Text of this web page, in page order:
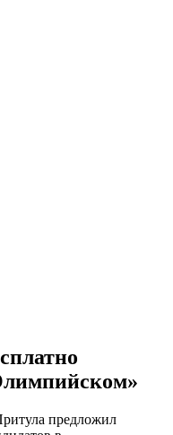
предложил